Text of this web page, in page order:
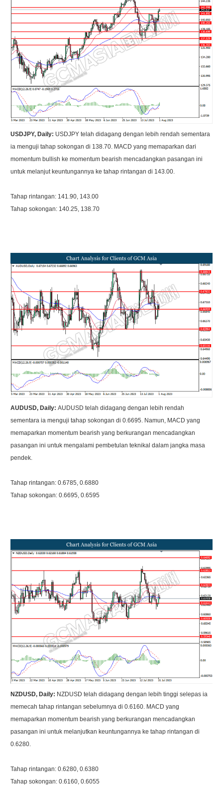
USDJPY, Daily: USDJPY telah didagang dengan lebih rendah sementara
ia menguji tahap sokongan di 138.70. MACD yang memaparkan dari
momentum bullish ke momentum bearish mencadangkan pasangan ini
untuk melanjut keuntungannya ke tahap rintangan di 143.00.
Tahap rintangan: 141.90, 143.00
Tahap sokongan: 140.25, 138.70
AUDUSD, Daily:AUDUSD telah didagang dengan lebih rendah
sementara ia menguji tahap sokongan di 0.6695. Namun, MACD yang
memaparkan momentum bearish yang berkurangan mencadangkan
pasangan ini untuk mengalami pembetulan teknikal dalam jangka masa
pendek.
Tahap rintangan: 0.6785, 0.6880
Tahap sokongan: 0.6695, 0.6595
NZDUSD, Daily: NZDUSD telah didagang dengan lebih tinggi selepas ia
memecah tahap rintangan sebelumnya di 0.6160. MACD yang
memaparkan momentum bearish yang berkurangan mencadangkan
pasangan ini untuk melanjutkan keuntungannya ke tahap rintangan di
0.6280.
Tahap rintangan: 0.6280, 0.6380
Tahap sokongan: 0.6160, 0.6055